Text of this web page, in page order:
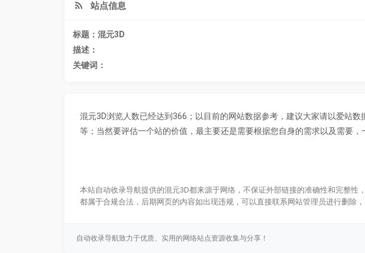
站点信息
标题：混元3D
描述：
关键词：
混元3D浏览人数已经达到366；以目前的网站数据参考，建议大家请以爱站
等；当然要评估一个站的价值，最主要还是需要根据您自身的需求以及需要
本站自动收录导航提供的混元3D都来源于网络，不保证外部链接的准确性和完整性
都属于合规合法，后期网页的内容如出现违规，可以直接联系网站管理员进行删除，
自动收录导航致力于优质、实用的网络站点资源收集与分享！